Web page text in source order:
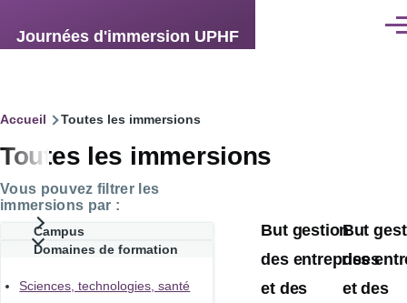
Journées d'immersion UPHF
Fil
d'Ariane
Accueil Toutes les immersions
Toutes les immersions
Vous pouvez filtrer les
immersions par :
Campus
Domaines de formation
Sciences, technologies, santé
But gestion
des entreprises
et des
But
des
et des